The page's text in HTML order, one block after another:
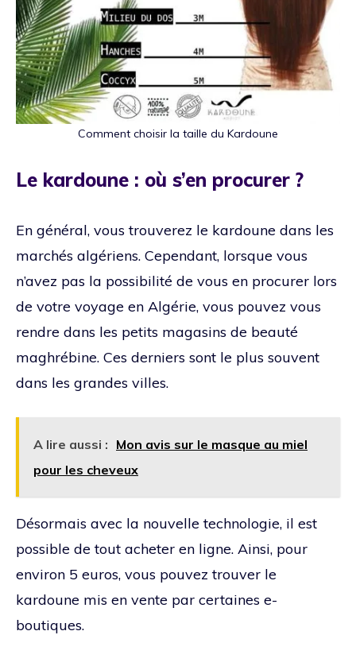
Comment choisir la taille du Kardoune
Le kardoune : où s’en procurer ?
En général, vous trouverez le kardoune dans les
marchés algériens. Cependant, lorsque vous
n’avez pas la possibilité de vous en procurer lors
de votre voyage en Algérie, vous pouvez vous
rendre dans les petits magasins de beauté
maghrébine. Ces derniers sont le plus souvent
dans les grandes villes.
A lire aussi : Mon avis sur le masque au miel
pour les cheveux
Désormais avec la nouvelle technologie, il est
possible de tout acheter en ligne. Ainsi, pour
environ 5 euros, vous pouvez trouver le
kardoune mis en vente par certaines e-
boutiques.